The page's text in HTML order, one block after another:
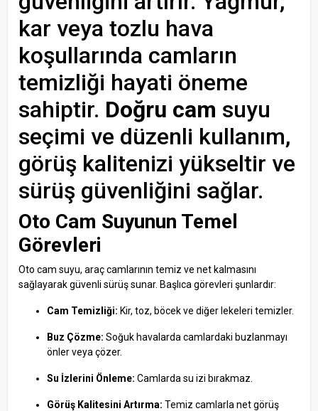
kar veya tozlu hava
koşullarında camların
temizliği hayati öneme
sahiptir. Doğru cam suyu
seçimi ve düzenli kullanım,
görüş kalitenizi yükseltir ve
sürüş güvenliğini sağlar.
Oto Cam Suyunun Temel
Görevleri
Oto cam suyu, araç camlarının temiz ve net kalmasını
sağlayarak güvenli sürüş sunar. Başlıca görevleri şunlardır:
Cam Temizliği: Kir, toz, böcek ve diğer lekeleri temizler.
Buz Çözme: Soğuk havalarda camlardaki buzlanmayı
önler veya çözer.
Su İzlerini Önleme: Camlarda su izi bırakmaz.
Görüş Kalitesini Artırma: Temiz camlarla net görüş